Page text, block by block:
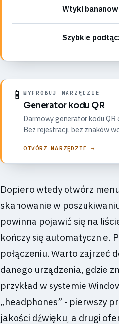
Wtyki
Szybkie
📱 WYPRÓBUJ NARZĘDZIE
Generator kodu QR
Darmowy generator kodu QR
Bez rejestracji, bez znaków
OTWÓRZ NARZĘDZIE →
Dopiero wtedy otwórz
skanowanie w
powinna pojawić się na
kończy się automatycznie.
połączeniu. Warto zajrzeć
danego urządzenia, gdzie
przykład w systemie
„headphones” - pierwszy
jakości dźwięku, a drugi